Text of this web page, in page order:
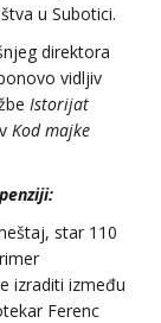
u Subotici.
direktora
vidljiv
Istorijat
Kod majke
star 110
izraditi između
Ferenc